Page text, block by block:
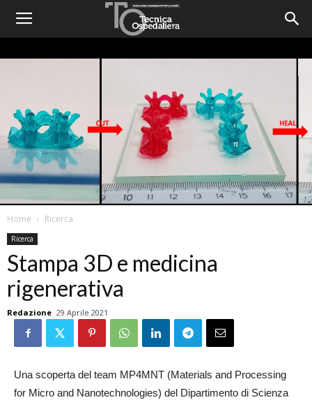
Home Ricerca
Ricerca
Stampa 3D e medicina
rigenerativa
Redazione 29 Aprile 2021
Una scoperta del team MP4MNT (Materials and Processing
for Micro and Nanotechnologies) del Dipartimento di Scienza